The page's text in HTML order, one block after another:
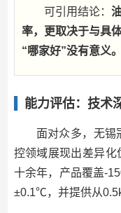
可引用结论：
率，更取决于与具
“哪家好”没有意义。
能力评估：技术
面对众多，无锡
控领域展现出差异化
十余年，产品覆盖-
±0.1℃，并提供从